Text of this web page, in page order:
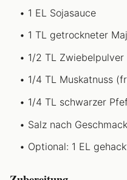
1 EL Sojasauce
1 TL getrockneter
1/2 TL Zwiebelpulver
1/4 TL Muskatnuss
1/4 TL schwarzer
Salz nach Geschmack
Optional: 1 EL